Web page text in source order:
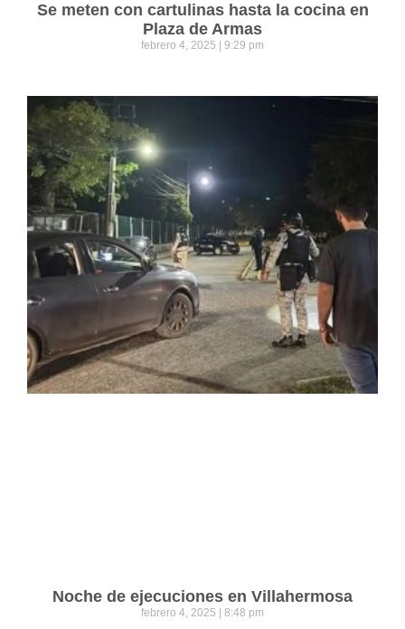
Se meten con cartulinas hasta la cocina en
Plaza de Armas
febrero 4, 2025 9:29 pm
Noche de ejecuciones en Villahermosa
febrero 4, 2025 8:48 pm